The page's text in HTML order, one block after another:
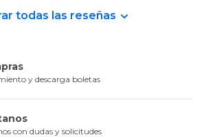
todas las reseñas
y descarga boletas
con dudas y solicitudes